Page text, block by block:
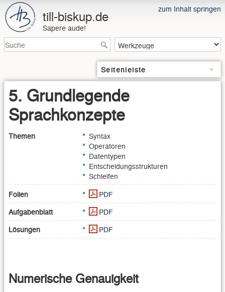
zum Inhalt springen
till-biskup.de
Sapere aude!
Seitenleiste
5. Grundlegende
Sprachkonzepte
Themen
Syntax
Operatoren
Datentypen
Entscheidungsstrukturen
Schleifen
Folien
PDF
Aufgabenblatt
PDF
Lösungen
PDF
Numerische Genauigkeit